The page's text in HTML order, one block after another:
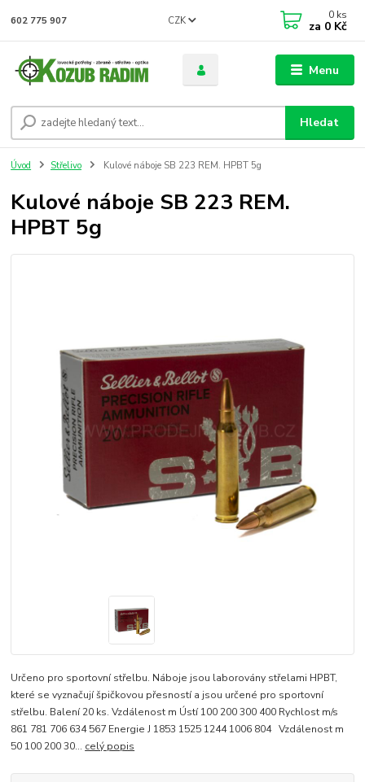
Menu
CZK
Hledat
602 775 907 0 ks
za 0 Kč
Úvod Střelivo Kulové náboje SB 223 REM. HPBT 5g
Kulové náboje SB 223 REM.
HPBT 5g
Určeno pro sportovní střelbu. Náboje jsou laborovány střelami HPBT,
které se vyznačují špičkovou přesností a jsou určené pro sportovní
střelbu. Balení 20 ks. Vzdálenost m Ústí 100 200 300 400 Rychlost m/s
861 781 706 634 567 Energie J 1853 1525 1244 1006 804 Vzdálenost m
50 100 200 30... celý popis